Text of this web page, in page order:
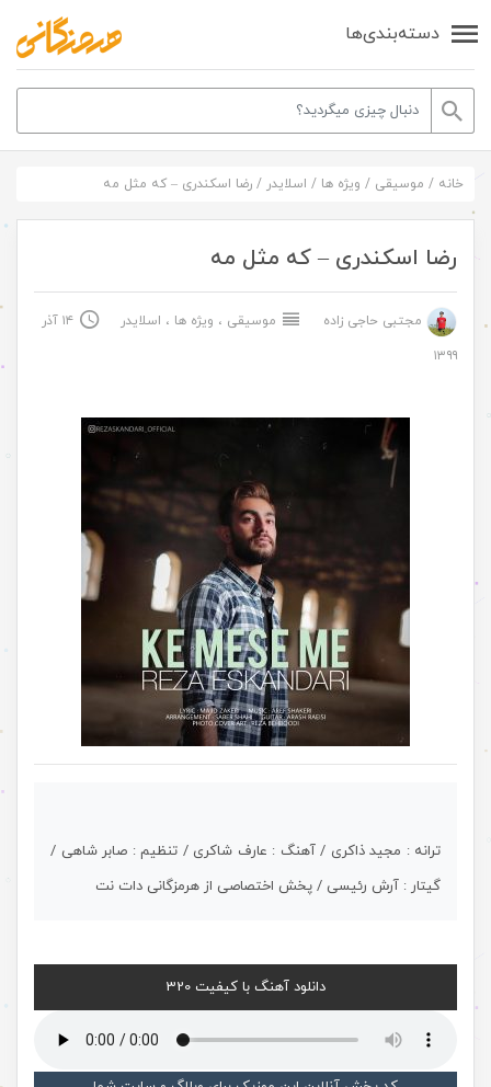
دسته‌بندی‌ها
خانه / موسیقی / ویژه ها / اسلایدر / رضا اسکندری – که مثل مه
رضا اسکندری – که مثل مه
مجتبی حاجی زاده موسیقی ، ویژه ها ، اسلایدر
۱۴ آذر
۱۳۹۹
ترانه : مجید ذاکری / آهنگ : عارف شاکری / تنظیم : صابر شاهی /
گیتار : آرش رئیسی / پخش اختصاصی از هرمزگانی دات نت
دانلود آهنگ با کیفیت 320